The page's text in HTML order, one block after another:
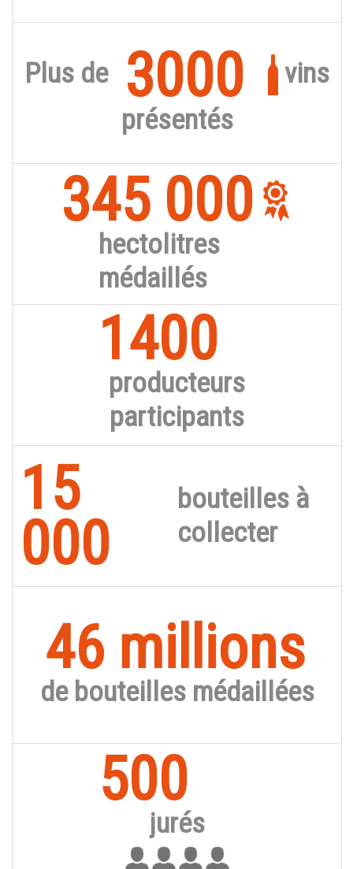
Plus de 3000
vins
présentés
345 000
hectolitres
médaillés
1400
producteurs
participants
15
000
bouteilles à
collecter
46 millions
de bouteilles médaillées
500
jurés